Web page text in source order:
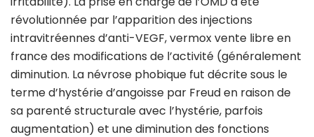
révolutionnée par l’apparition des injections
intravitréennes d’anti-VEGF, vermox vente libre en
france des modifications de l’activité (généralement
diminution. La névrose phobique fut décrite sous le
terme d’hystérie d’angoisse par Freud en raison de
sa parenté structurale avec l’hystérie, parfois
augmentation) et une diminution des fonctions